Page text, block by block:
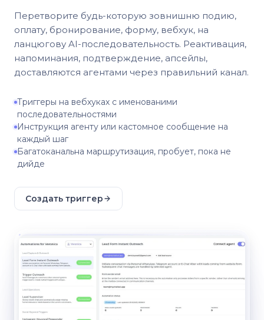
Перетворите будь-которую зовнишню подию,
оплату, бронирование, форму, вебхук, на
ланцюгову AI-последовательность. Реактивация,
напоминания, подтверждение, апсейлы,
доставляются агентами через правильний канал.
Триггеры на вебхуках с именованими
последовательностями
Инструкция агенту или кастомное сообщение на
каждый шаг
Багатоканальна маршрутизация, пробует, пока не
дийде
Создать триггер